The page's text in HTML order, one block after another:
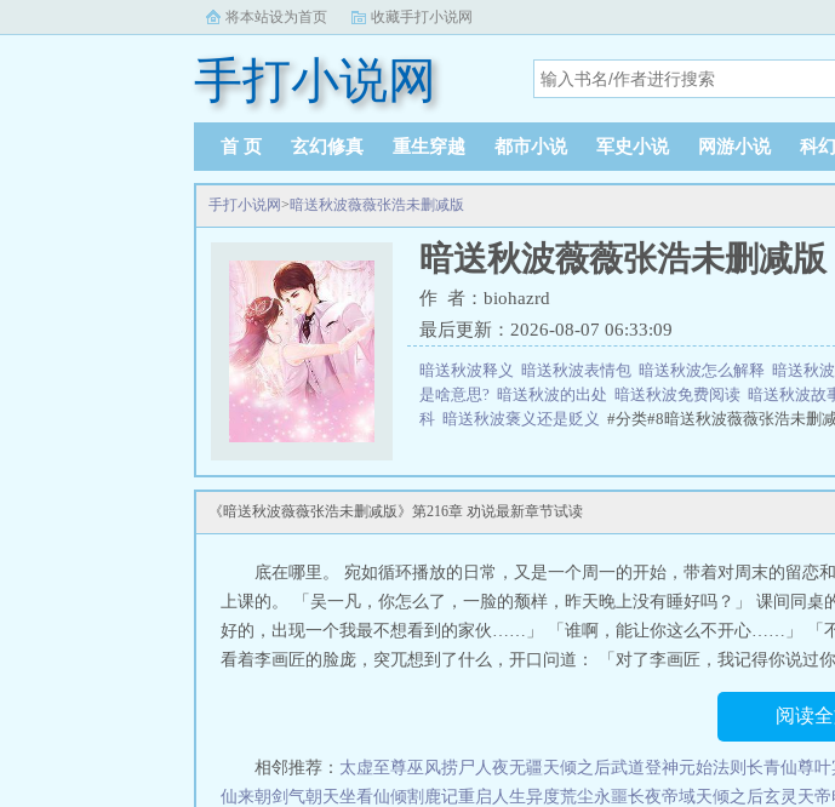
将本站设为首页 收藏手打小说网
手打小说网
首 页 玄幻修真 重生穿越 都市小说 军史小说 网游小说 科
手打小说网>暗送秋波薇薇张浩未删减版
暗送秋波薇薇张浩未删减版
作 者：biohazrd
最后更新：2026-08-07 06:33:09
暗送秋波释义 暗送秋波表情包 暗送秋波怎么解释 暗送秋
是啥意思? 暗送秋波的出处 暗送秋波免费阅读 暗送秋波故
科 暗送秋波褒义还是贬义 #分类#8暗送秋波薇薇张浩未删
《暗送秋波薇薇张浩未删减版》第216章 劝说最新章节试读
底在哪里。 宛如循环播放的日常，又是一个周一的开始，带着对周末的留
上课的。 「吴一凡，你怎么了，一脸的颓样，昨天晚上没有睡好吗？」 课间同
好的，出现一个我最不想看到的家伙……」 「谁啊，能让你这么不开心……」 「
看着李画匠的脸庞，突兀想到了什么，开口问道： 「对了李画匠，我记得你说过
阅读
相邻推荐： 太虚至尊巫风捞尸人夜无疆天倾之后武道登神元始法则 长青仙尊叶
仙来朝剑气朝天坐看仙倾割鹿记重启人生异度荒尘永噩长夜帝域天倾之后玄灵天帝